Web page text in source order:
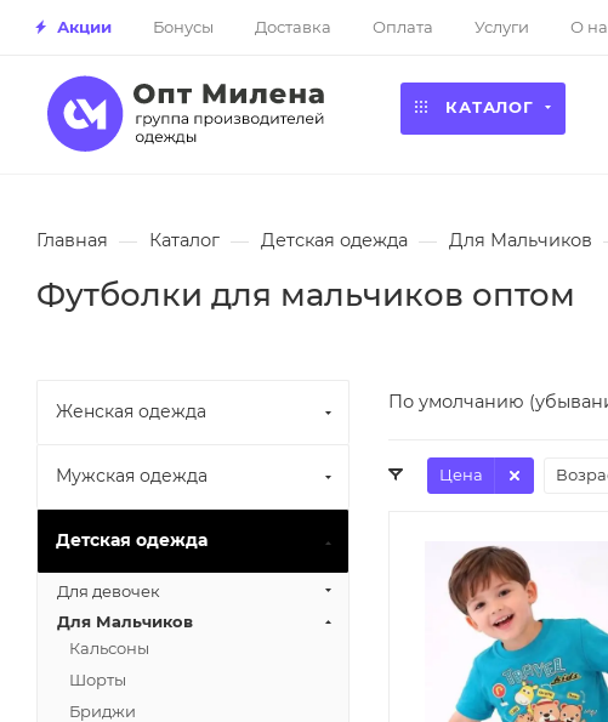
Акции Бонусы Доставка Оплата Услуги О
КАТАЛОГ
Главная — Каталог — Детская одежда — Для Мальчиков
Футболки для мальчиков оптом
По умолчанию
Цена
Женская одежда
Мужская одежда
Детская одежда
Для девочек
Для Мальчиков
Кальсоны
Шорты
Бриджи